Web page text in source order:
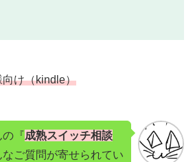
け（kindle）
の『成熟スイッチ相談
なご質問が寄せられてい